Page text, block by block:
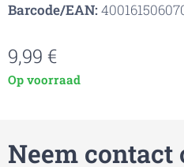
Barcode/EAN:
9,99 €
Op voorraad
Neem contact